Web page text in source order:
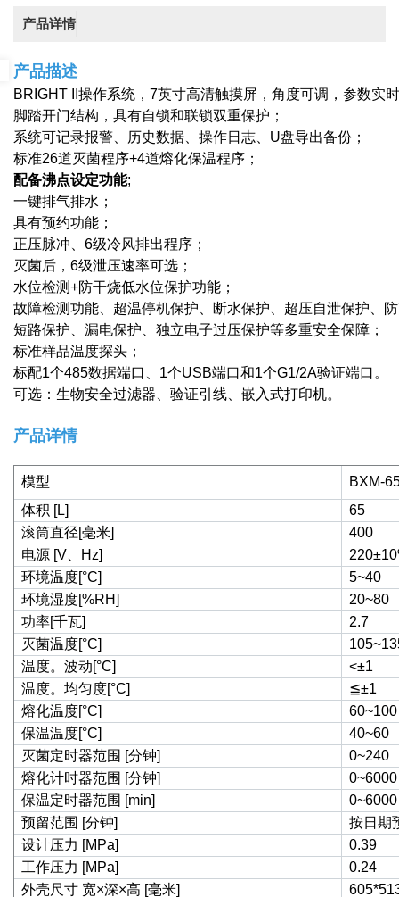
产品详情
产品描述
BRIGHT II操作系统，7英寸高清触摸屏，角度可调，参数实
脚踏开门结构，具有自锁和联锁双重保护；
系统可记录报警、历史数据、操作日志、U盘导出备份；
标准26道灭菌程序+4道熔化保温程序；
配备沸点设定功能;
一键排气排水；
具有预约功能；
正压脉冲、6级冷风排出程序；
灭菌后，6级泄压速率可选；
水位检测+防干烧低水位保护功能；
故障检测功能、超温停机保护、断水保护、超压自泄保护、
短路保护、漏电保护、独立电子过压保护等多重安全保障；
标准样品温度探头；
标配1个485数据端口、1个USB端口和1个G1/2A验证端口。
可选：生物安全过滤器、验证引线、嵌入式打印机。
产品详情
模型
BXM-
体积 [L]
65
滚筒直径[毫米]
400
电源 [V、Hz]
环境温度[°C]
5~40
环境湿度[%RH]
20~80
功率[千瓦]
2.7
灭菌温度[°C]
温度。波动[°C]
˂±1
温度。均匀度[°C]
≦±1
熔化温度[°C]
60~100
保温温度[°C]
40~60
灭菌定时器范围 [分钟]
0~240
熔化计时器范围 [分钟]
0~6000
保温定时器范围 [min]
0~6000
预留范围 [分钟]
按日期
设计压力 [MPa]
0.39
工作压力 [MPa]
0.24
外壳尺寸 宽×深×高 [毫米]